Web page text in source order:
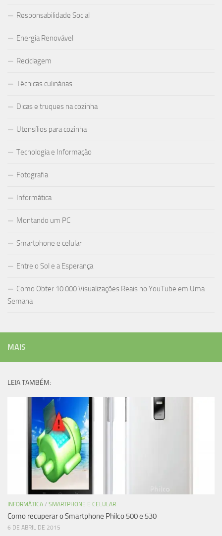
Responsabilidade Social
Energia Renovável
Reciclagem
Técnicas culinárias
Dicas e truques na cozinha
Utensílios para cozinha
Tecnologia e Informação
Fotografia
Informática
Montando um PC
Smartphone e celular
Entre o Sol e a Esperança
Como Obter 10.000 Visualizações Reais no YouTube em Uma
Semana
MAIS
LEIA TAMBÉM:
INFORMÁTICA / SMARTPHONE E CELULAR
Como recuperar o Smartphone Philco 500 e 530
6 DE ABRIL DE 2015